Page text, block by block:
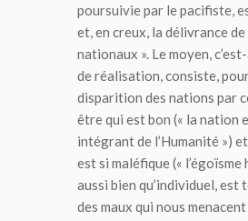
poursuivie par le pacifiste,
et, en creux, la délivrance
nationaux ». Le moyen,
de réalisation, consiste,
disparition des nations par
être qui est bon (« la nation
intégrant de l’Humanité »)
est si maléfique («
aussi bien qu’individuel, est
des maux qui nous menacent